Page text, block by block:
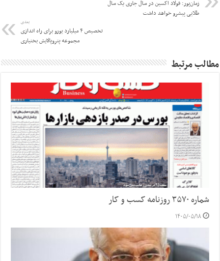
زمان‌پور: فولاد اکسین در سال جاری یک سال
طلایی پیشرو خواهد داشت
بعدی
تخصیص ۴ میلیارد یورو برای راه اندازی
مجموعه پتروپالایش بختیاری
مطالب مرتبط
شماره ۳۵۷۰ روزنامه کسب و کار
۱۴۰۵/۰۵/۱۸